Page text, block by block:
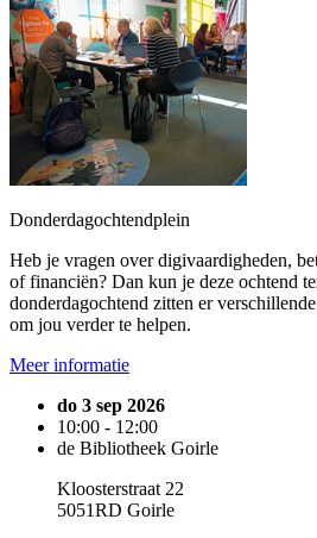
Donderdagochtendplein
Heb je vragen over digivaardigheden,
of financiën? Dan kun je deze ochtend
donderdagochtend zitten er
om jou verder te helpen.
Meer informatie
do 3 sep 2026
10:00 - 12:00
de Bibliotheek Goirle
Kloosterstraat 22
5051RD Goirle